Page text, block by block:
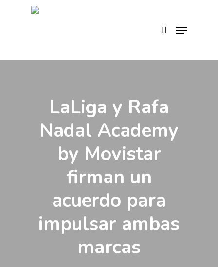
Menu
LaLiga y Rafa
Nadal Academy
by Movistar
firman un
acuerdo para
impulsar ambas
marcas